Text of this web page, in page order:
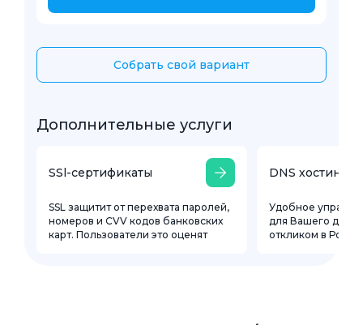
Собрать свой вариант
Дополнительные услуги
SSl-сертификаты
SSL защитит от перехвата паролей,
номеров и CVV кодов банковских
карт. Пользователи это оценят
DNS хостинг
Удобное
для Вашего
откликом в